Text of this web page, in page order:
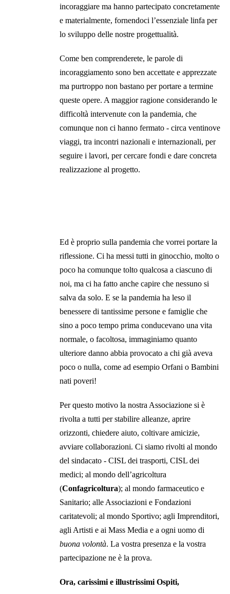
incoraggiare ma hanno partecipato concretamente
e materialmente, fornendoci l’essenziale linfa per
lo sviluppo delle nostre progettualità.
Come ben comprenderete, le parole di
incoraggiamento sono ben accettate e apprezzate
ma purtroppo non bastano per portare a termine
queste opere. A maggior ragione considerando le
difficoltà intervenute con la pandemia, che
comunque non ci hanno fermato - circa ventinove
viaggi, tra incontri nazionali e internazionali, per
seguire i lavori, per cercare fondi e dare concreta
realizzazione al progetto.
Ed è proprio sulla pandemia che vorrei portare la
riflessione. Ci ha messi tutti in ginocchio, molto o
poco ha comunque tolto qualcosa a ciascuno di
noi, ma ci ha fatto anche capire che nessuno si
salva da solo. E se la pandemia ha leso il
benessere di tantissime persone e famiglie che
sino a poco tempo prima conducevano una vita
normale, o facoltosa, immaginiamo quanto
ulteriore danno abbia provocato a chi già aveva
poco o nulla, come ad esempio Orfani o Bambini
nati poveri!
Per questo motivo la nostra Associazione si è
rivolta a tutti per stabilire alleanze, aprire
orizzonti, chiedere aiuto, coltivare amicizie,
avviare collaborazioni. Ci siamo rivolti al mondo
del sindacato - CISL dei trasporti, CISL dei
medici; al mondo dell’agricoltura
(Confagricoltura); al mondo farmaceutico e
Sanitario; alle Associazioni e Fondazioni
caritatevoli; al mondo Sportivo; agli Imprenditori,
agli Artisti e ai Mass Media e a ogni uomo di
buona volontà. La vostra presenza e la vostra
partecipazione ne è la prova.
Ora, carissimi e illustrissimi Ospiti,